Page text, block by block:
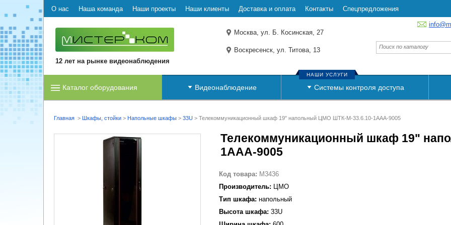
О нас Наша команда Наши проекты Наши клиенты Доставка и оплата Контакты Спецпредложения
12 лет на рынке видеонаблюдения
Москва, ул. Б. Косинская, 27
Воскресенск, ул. Титова, 13
Каталог оборудования Видеонаблюдение Системы контроля доступа
НАШИ УСЛУГИ
Главная > Шкафы, стойки > Напольные шкафы > 33U > Телекоммуникационный шкаф 19" напольный ЦМО ШТК-М-33.6.10-1ААА-9005
Телекоммуникационный шкаф 19"
1ААА-9005
Код товара: M3436
Производитель: ЦМО
Тип шкафа: напольный
Высота шкафа: 33U